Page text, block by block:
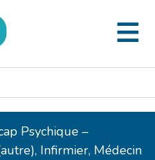
Psychique –
Infirmier, Médecin